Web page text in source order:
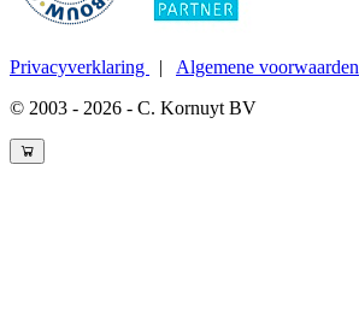
Privacyverklaring | Algemene voorwaarden
© 2003 - 2026 - C. Kornuyt BV